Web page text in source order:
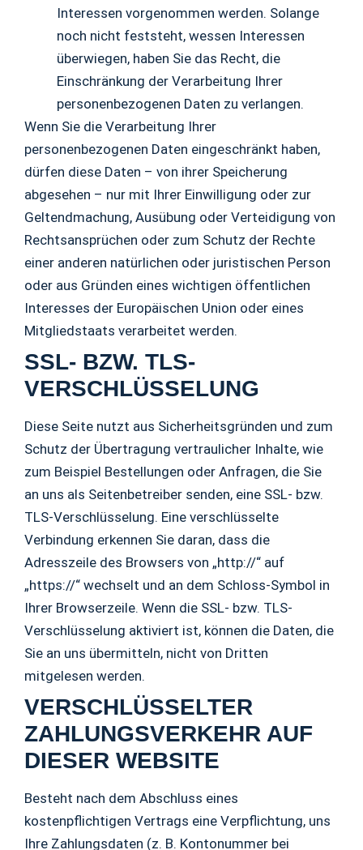
Interessen vorgenommen werden. Solange
noch nicht feststeht, wessen Interessen
überwiegen, haben Sie das Recht, die
Einschränkung der Verarbeitung Ihrer
personenbezogenen Daten zu verlangen.
Wenn Sie die Verarbeitung Ihrer
personenbezogenen Daten eingeschränkt haben,
dürfen diese Daten – von ihrer Speicherung
abgesehen – nur mit Ihrer Einwilligung oder zur
Geltendmachung, Ausübung oder Verteidigung von
Rechtsansprüchen oder zum Schutz der Rechte
einer anderen natürlichen oder juristischen Person
oder aus Gründen eines wichtigen öffentlichen
Interesses der Europäischen Union oder eines
Mitgliedstaats verarbeitet werden.
SSL- BZW. TLS-
VERSCHLÜSSELUNG
Diese Seite nutzt aus Sicherheitsgründen und zum
Schutz der Übertragung vertraulicher Inhalte, wie
zum Beispiel Bestellungen oder Anfragen, die Sie
an uns als Seitenbetreiber senden, eine SSL- bzw.
TLS-Verschlüsselung. Eine verschlüsselte
Verbindung erkennen Sie daran, dass die
Adresszeile des Browsers von „http://“ auf
„https://“ wechselt und an dem Schloss-Symbol in
Ihrer Browserzeile. Wenn die SSL- bzw. TLS-
Verschlüsselung aktiviert ist, können die Daten, die
Sie an uns übermitteln, nicht von Dritten
mitgelesen werden.
VERSCHLÜSSELTER
ZAHLUNGSVERKEHR AUF
DIESER WEBSITE
Besteht nach dem Abschluss eines
kostenpflichtigen Vertrags eine Verpflichtung, uns
Ihre Zahlungsdaten (z. B. Kontonummer bei